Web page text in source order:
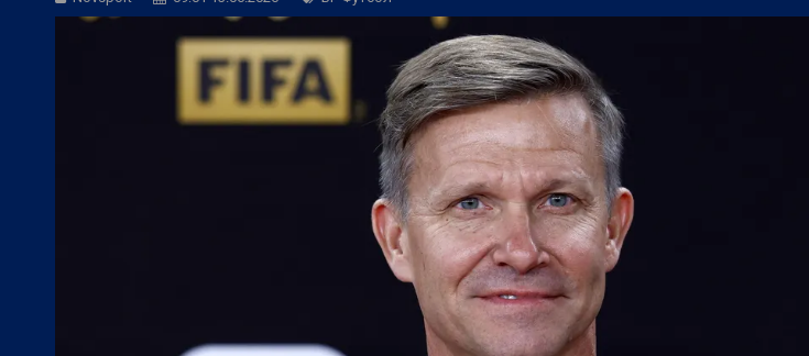
БГ Футбол:Веласкес: Очаква ни труден мач
Европейски футбол: Официално: Реал (Мадрид) обяви най-скъпия трансфер в